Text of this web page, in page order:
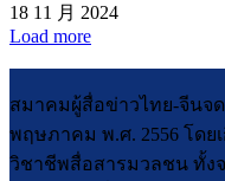
18 11 月 2024
Load more
สมาคมผู้สื่อข่าวไทย-จีนจ
พฤษภาคม พ.ศ. 2556 โด
วิชาชีพสื่อสารมวลชน ทั้ง